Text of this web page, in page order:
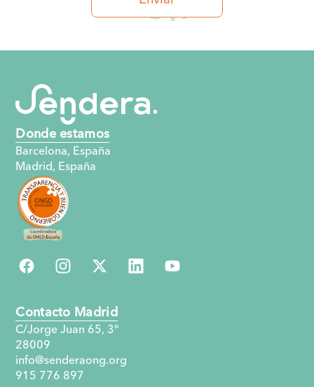
Donde estamos
Barcelona, España
Madrid, España
Contacto Madrid
C/Jorge Juan 65, 3°
28009
info@senderaong.org
915 776 897